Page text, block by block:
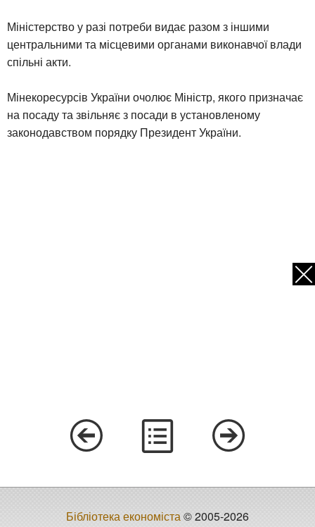
Міністерство у разі потреби видає разом з іншими
центральними та місцевими органами виконавчої влади
спільні акти.
Мінекоресурсів України очолює Міністр, якого призначає
на посаду та звільняє з посади в установленому
законодавством порядку Президент України.
Бібліотека економіста© 2005-2026